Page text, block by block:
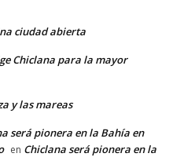
ciudad abierta
Chiclana para la mayor
y las mareas
será pionera en la Bahía en
en Chiclana será pionera en la